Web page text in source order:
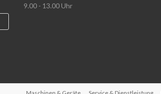
9.00 - 13.00 Uhr